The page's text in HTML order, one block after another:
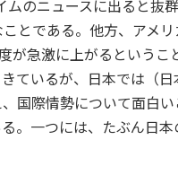
のニュースに出ると抜
とである。他方、アメリ
が急激に上がるというこ
ているが、日本では（日
国際情勢について面白
。一つには、たぶん日本